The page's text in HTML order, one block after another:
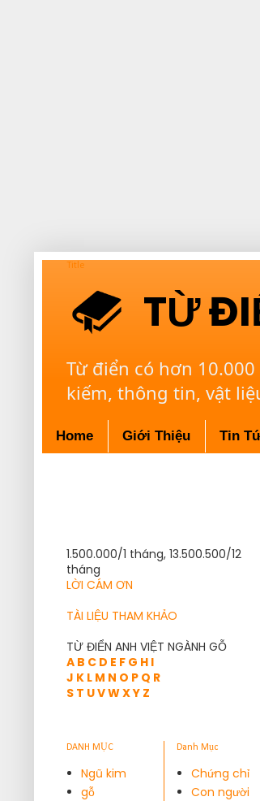
Title
TỪ
Từ điển có hơn
kiếm, thông tin, vật
Home Giới Thiệu Tin
1.500.000/1 tháng, 13.500.500/12
tháng
LỜI CÁM ƠN
TÀI LIỆU THAM KHẢO
TỪ ĐIỂN ANH VIỆT NGÀNH GỖ
A B C D E F G H I
J K L M N O P Q R
S T UVWXY Z
DANH MỤC
Ngũ kim
gỗ
Danh Mục
Chứng chỉ
Con người